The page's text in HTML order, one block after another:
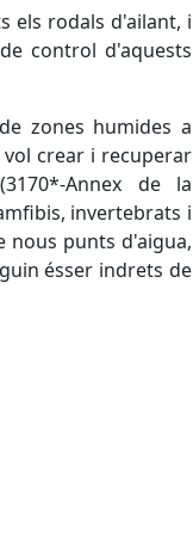
els rodals d'ailant, i
control d'aquests
zones humides a
vol crear i recuperar
Annex de la
invertebrats i
nous punts d'aigua,
ésser indrets de